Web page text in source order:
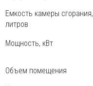
Емкость камеры сгорания,
литров
Мощность, кВт
Объем помещения